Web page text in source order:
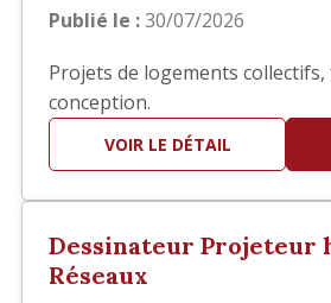
Publié le :30/07/2026
Projets de logements
conception.
VOIR LE DÉTAIL
Dessinateur
Réseaux